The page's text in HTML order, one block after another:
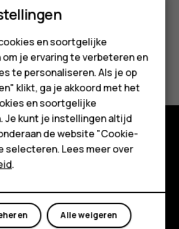
M
nuttig?
en soortgelijke
je ervaring te verbeteren en
te personaliseren. Als je op
klikt, ga je akkoord met het
en soortgelijke
Je kunt je instellingen altijd
de website "Cookie-
selecteren. Lees meer over
.
Alle weigeren